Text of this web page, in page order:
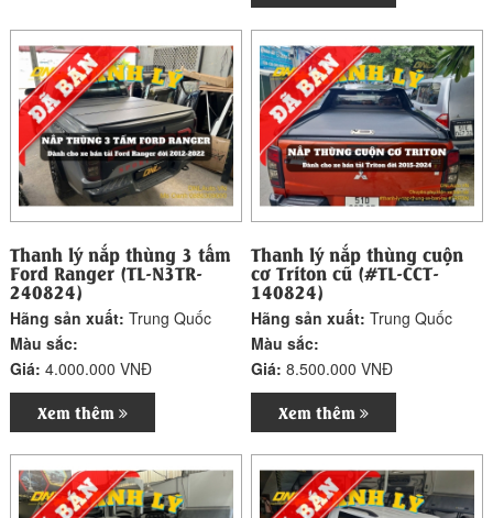
Thanh lý nắp thùng 3 tấm
Ford Ranger (TL-N3TR-
240824)
Hãng sản xuất:Trung Quốc
Màu sắc:
Giá:4.000.000 VNĐ
Xem thêm
Thanh lý nắp thùng cuộn
cơ Triton cũ (#TL-CCT-
140824)
Hãng sản xuất:Trung Quốc
Màu sắc:
Giá:8.500.000 VNĐ
Xem thêm